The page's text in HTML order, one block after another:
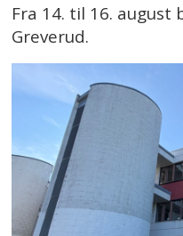
Fra 14. til 16.
Greverud.